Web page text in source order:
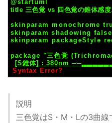
説明
三色覚はS・M・Lの3曲